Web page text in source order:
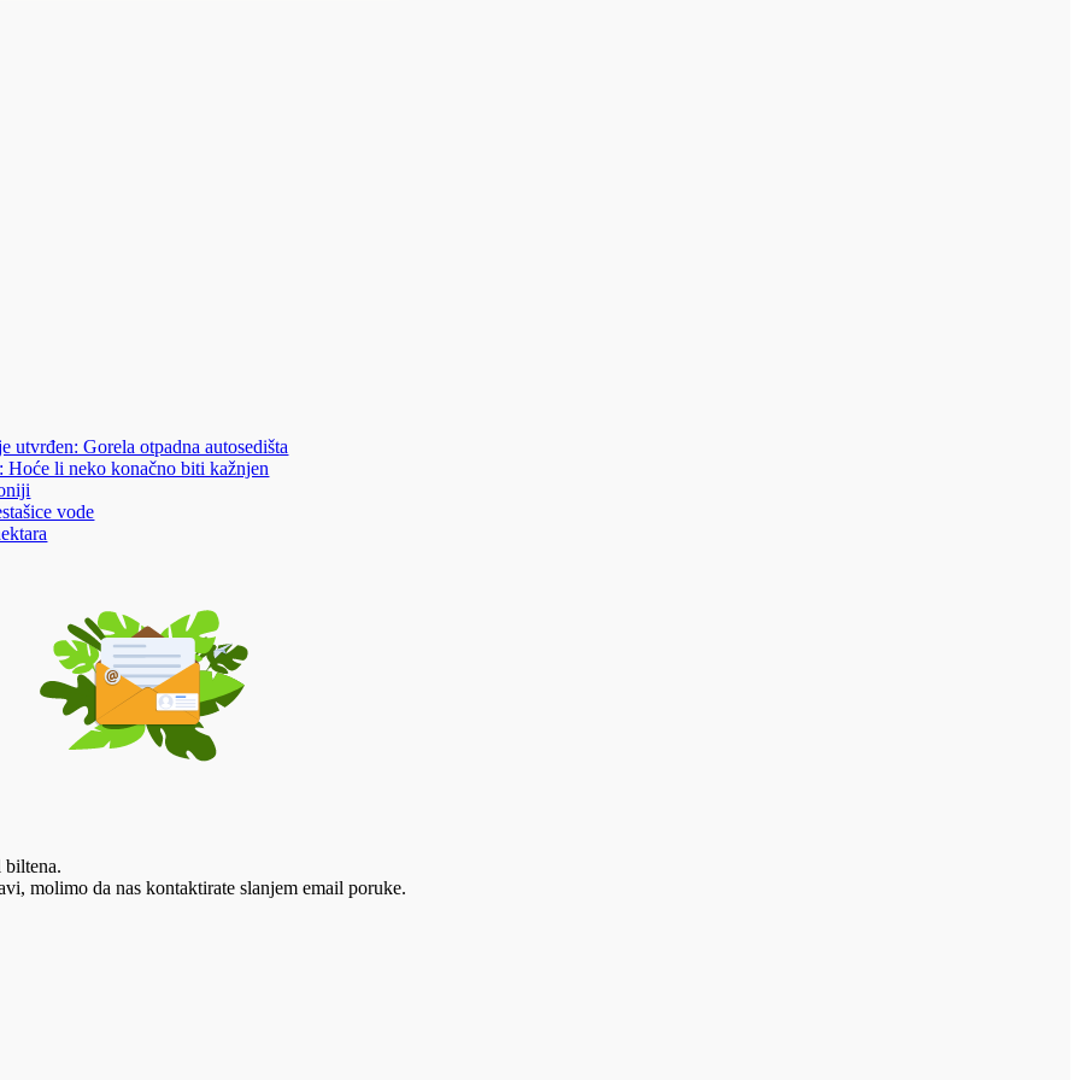
Gorela otpadna autosedišta
Hoće li neko konačno biti kažnjen
vode
biltena.
molimo da nas kontaktirate slanjem email poruke.